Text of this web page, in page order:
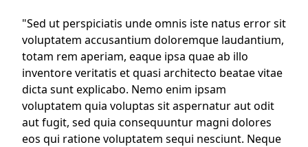
"Sed ut perspiciatis unde omnis iste natus error sit
voluptatem accusantium doloremque laudantium,
totam rem aperiam, eaque ipsa quae ab illo
inventore veritatis et quasi architecto beatae vitae
dicta sunt explicabo. Nemo enim ipsam
voluptatem quia voluptas sit aspernatur aut odit
aut fugit, sed quia consequuntur magni dolores
eos qui ratione voluptatem sequi nesciunt. Neque